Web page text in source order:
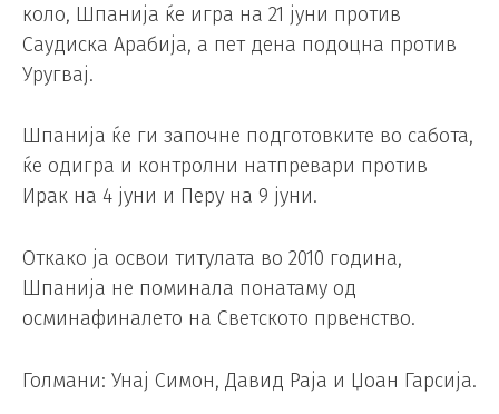
коло, Шпанија ќе игра на 21 јуни против
Саудиска Арабија, а пет дена подоцна против
Уругвај.
Шпанија ќе ги започне подготовките во сабота,
ќе одигра и контролни натпревари против
Ирак на 4 јуни и Перу на 9 јуни.
Откако ја освои титулата во 2010 година,
Шпанија не поминала понатаму од
осминафиналето на Светското првенство.
Голмани: Унај Симон, Давид Раја и Џоан Гарсија.